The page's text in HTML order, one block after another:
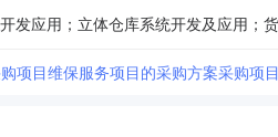
项目维保服务项目的采购方案采购项